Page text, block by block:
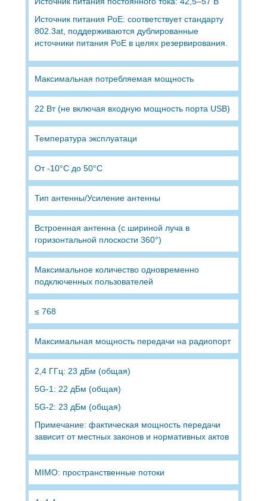
Источник питания PoE: соответствует стандарту
802.3at, поддерживаются дублированные
источники питания PoE в целях резервирования.
Максимальная потребляемая мощность
22 Вт (не включая входную мощность порта USB)
Температура эксплуатаци
От -10°C до 50°C
Тип антенны/Усиление антенны
Встроенная антенна (с шириной луча в
горизонтальной плоскости 360°)
Максимальное количество одновременно
подключенных пользователей
≤ 768
Максимальная мощность передачи на радиопорт
2,4 ГГц: 23 дБм (общая)
5G-1: 22 дБм (общая)
5G-2: 23 дБм (общая)
Примечание: фактическая мощность передачи
зависит от местных законов и нормативных актов
MIMO: пространственные потоки